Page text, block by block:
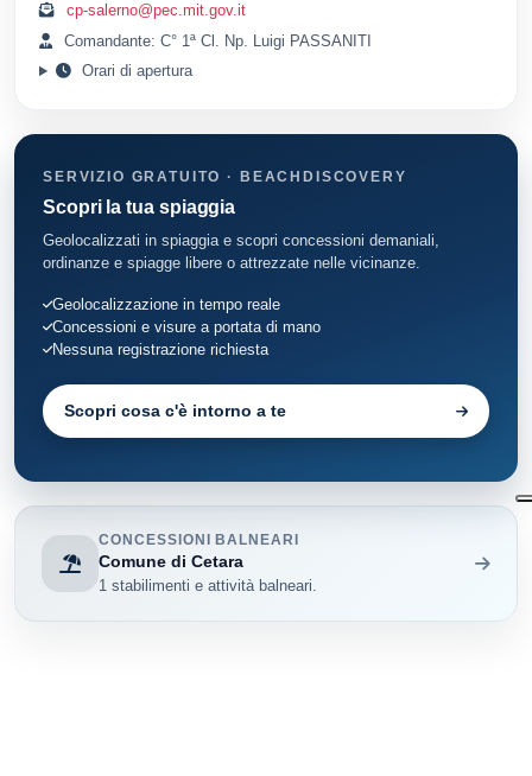
cp-salerno@pec.mit.gov.it
Comandante: C° 1ª Cl. Np. Luigi PASSANITI
Orari di apertura
SERVIZIO GRATUITO · BEACHDISCOVERY
Scopri la tua spiaggia
Geolocalizzati in spiaggia e scopri concessioni demaniali,
ordinanze e spiagge libere o attrezzate nelle vicinanze.
Geolocalizzazione in tempo reale
Concessioni e visure a portata di mano
Nessuna registrazione richiesta
Scopri cosa c'è intorno a te
CONCESSIONI BALNEARI
Comune di Cetara
1 stabilimenti e attività balneari.